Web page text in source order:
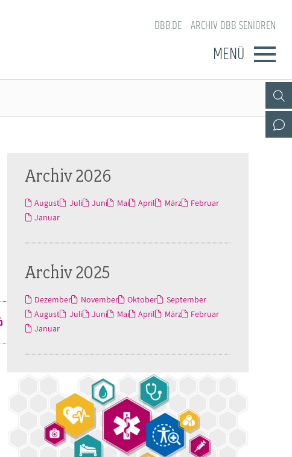
DBB.DE ARCHIV DBB SENIOREN
MENÜ
Archiv 2026
August Juli Juni Mai April März
Februar
Januar
Archiv 2025
Dezember November Oktober
September
August
Juli Juni Mai April März
Februar
Januar